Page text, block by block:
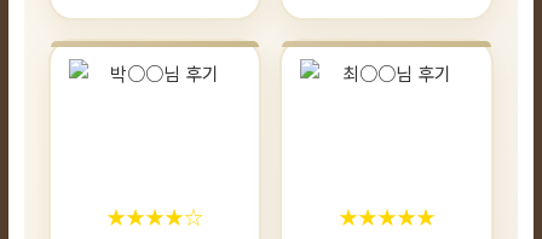
★★★★☆ ★★★★★